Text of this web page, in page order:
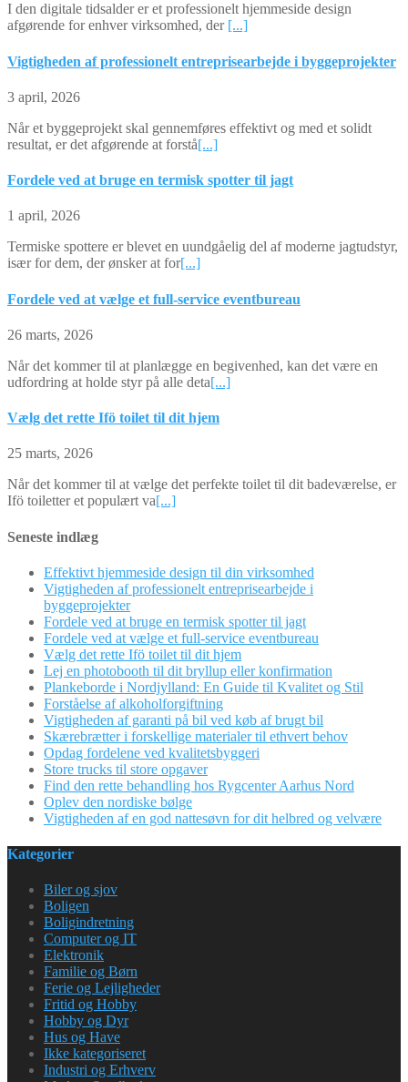
I den digitale tidsalder er et professionelt hjemmeside design
afgørende for enhver virksomhed, der [...]
Vigtigheden af professionelt entreprisearbejde i byggeprojekter
3 april, 2026
Når et byggeprojekt skal gennemføres effektivt og med et solidt
resultat, er det afgørende at forstå[...]
Fordele ved at bruge en termisk spotter til jagt
1 april, 2026
Termiske spottere er blevet en uundgåelig del af moderne jagtudstyr,
især for dem, der ønsker at for[...]
Fordele ved at vælge et full-service eventbureau
26 marts, 2026
Når det kommer til at planlægge en begivenhed, kan det være en
udfordring at holde styr på alle deta[...]
Vælg det rette Ifö toilet til dit hjem
25 marts, 2026
Når det kommer til at vælge det perfekte toilet til dit badeværelse, er
Ifö toiletter et populært va[...]
Seneste indlæg
Effektivt hjemmeside design til din virksomhed
Vigtigheden af professionelt entreprisearbejde i
byggeprojekter
Fordele ved at bruge en termisk spotter til jagt
Fordele ved at vælge et full-service eventbureau
Vælg det rette Ifö toilet til dit hjem
Lej en photobooth til dit bryllup eller konfirmation
Plankeborde i Nordjylland: En Guide til Kvalitet og Stil
Forståelse af alkoholforgiftning
Vigtigheden af garanti på bil ved køb af brugt bil
Skærebrætter i forskellige materialer til ethvert behov
Opdag fordelene ved kvalitetsbyggeri
Store trucks til store opgaver
Find den rette behandling hos Rygcenter Aarhus Nord
Oplev den nordiske bølge
Vigtigheden af en god nattesøvn for dit helbred og velvære
Kategorier
Biler og sjov
Boligen
Boligindretning
Computer og IT
Elektronik
Familie og Børn
Ferie og Lejligheder
Fritid og Hobby
Hobby og Dyr
Hus og Have
Ikke kategoriseret
Industri og Erhverv